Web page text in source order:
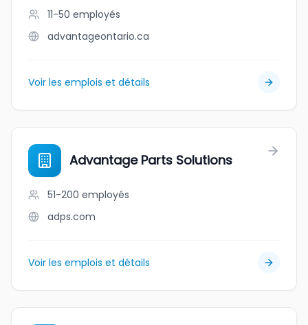
11-50 employés
advantageontario.ca
Voir les emplois et détails
Advantage Parts Solutions
51-200 employés
adps.com
Voir les emplois et détails